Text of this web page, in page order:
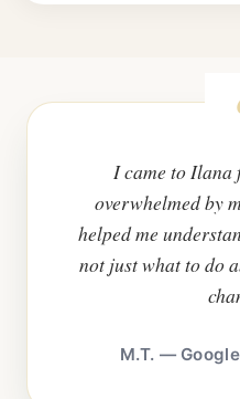
I came to Ilana
overwhelmed by
helped me
not just what to do
M.T. — Google